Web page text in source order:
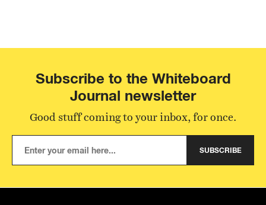
Subscribe to the Whiteboard
Journal newsletter
Good stuff coming to your inbox, for once.
SUBSCRIBE